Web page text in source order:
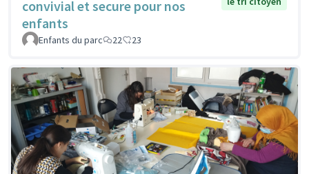
convivial et secure pour nos
enfants
Enfants du parc 22 23